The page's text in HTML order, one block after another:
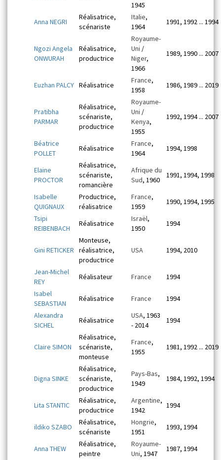
1945
Anna NEGRI
Réalisatrice,
scénariste
Italie,
1964
1991, 1992 ... 1994
Ngozi Angela
ONWURAH
Réalisatrice,
productrice
Royaume-
Uni /
Niger,
1966
1989, 1990 ... 2007
Euzhan PALCY Réalisatrice
France,
1958
1986, 1989 ... 2019
Pratibha
PARMAR
Réalisatrice,
scénariste,
productrice
Royaume-
Uni /
Kenya,
1955
1992, 1994 ... 2007
Béatrice
POLLET
Réalisatrice
France,
1964
1994, 1998
Elaine
PROCTOR
Réalisatrice,
scénariste,
romancière
Afrique du
Sud, 1960
1991, 1994, 1998
Isabelle
QUIGNAUX
Productrice,
réalisatrice
France,
1959
1990, 1994, 1995
Tsipi
REIBENBACH
Réalisatrice
Israël,
1950
1994
Gini RETICKER
Monteuse,
réalisatrice,
productrice
USA 1994, 2010
Jean-Michel
REY
Réalisateur France
1994
Isabel
SEBASTIAN
Réalisatrice France
1994
Alexandra
SICHEL
Réalisatrice
USA, 1963
- 2014
1994
Claire SIMON
Réalisatrice,
scénariste,
monteuse
France,
1955
1981, 1992 ... 2019
Digna SINKE
Réalisatrice,
scénariste,
productrice
Pays-Bas,
1949
1984, 1992, 1994
Lita STANTIC
Réalisatrice,
productrice
Argentine,
1942
1994
ildiko SZABO
Réalisatrice,
scénariste
Hongrie,
1951
1993, 1994
Anna THEW
Réalisatrice,
peintre
Royaume-
Uni, 1947
1987, 1994